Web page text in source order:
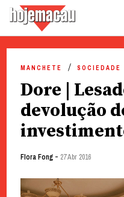
content
MANCHETE SOCIEDADE
Dore |
devolução
Flora Fong- 27 Abr 2016